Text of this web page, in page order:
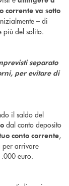
corrente va sotto
– di
più del solito.
separato
per evitare di
il saldo del
dal conto deposito
conto corrente,
per arrivare
euro.